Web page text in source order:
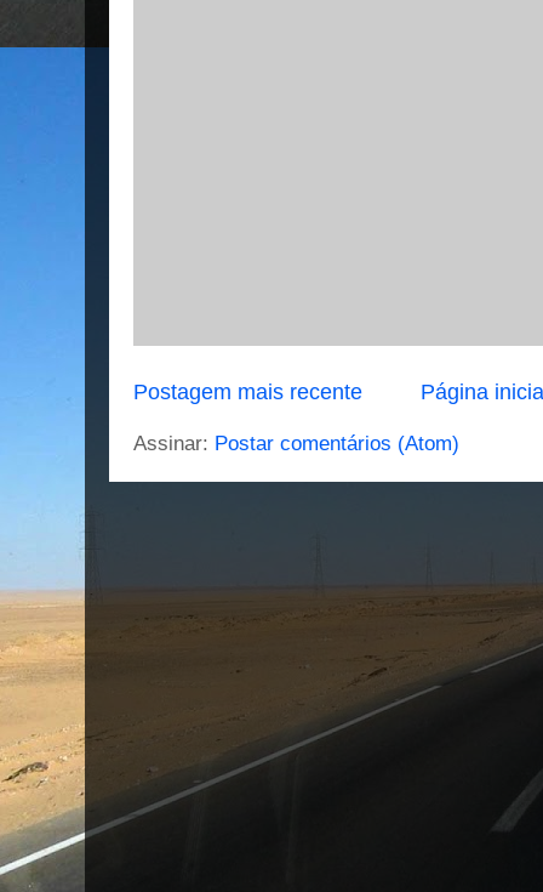
Postagem mais recente Página
Assinar: Postar comentários (Atom)